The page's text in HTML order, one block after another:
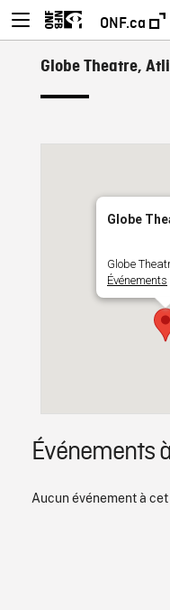
ONF.ca
Globe Theatre,
Globe
Globe
Événements
Événements
Aucun événement à